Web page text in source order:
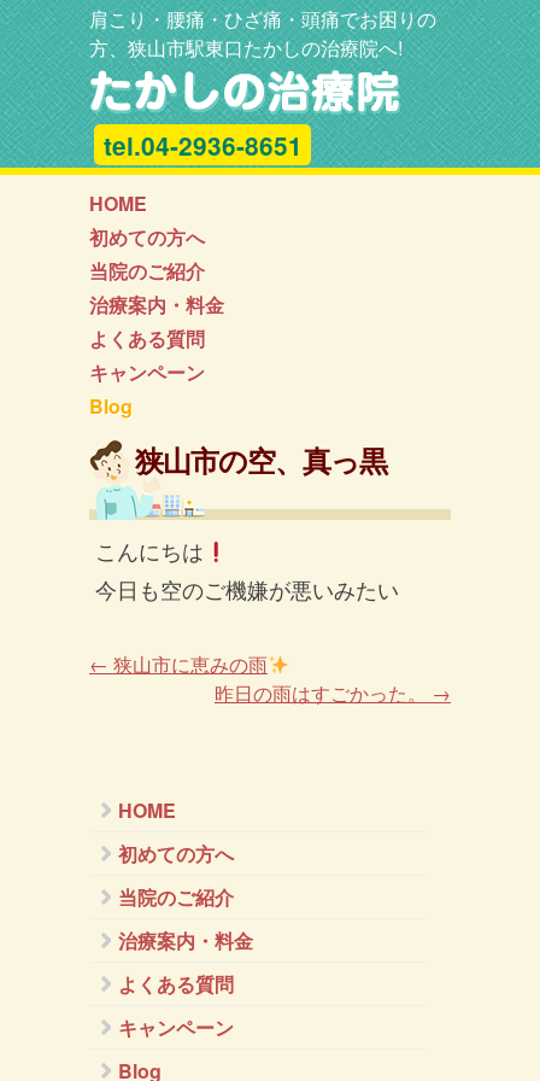
肩こり・腰痛・ひざ痛・頭痛でお困りの
方、狭山市駅東口たかしの治療院へ!
tel.04-2936-8651
HOME
初めての方へ
当院のご紹介
治療案内・料金
よくある質問
キャンペーン
Blog
狭山市の空、真っ黒
こんにちは
今日も空のご機嫌が悪いみたい
← 狭山市に恵みの雨
昨日の雨はすごかった。 →
HOME
初めての方へ
当院のご紹介
治療案内・料金
よくある質問
キャンペーン
Blog